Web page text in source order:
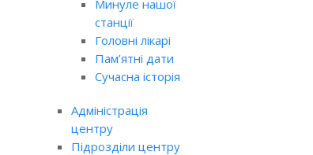
Минуле нашої
станції
Головні лікарі
Пам’ятні дати
Сучасна історія
Адміністрація
центру
Підрозділи центру